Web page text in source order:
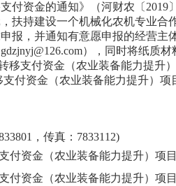
付资金的通知》（河财农〔
扶持建设一个机械化农机专业
报，并通知有意愿申报的经营
），同时将纸质
支付资金（农业装备能力提升
金（农业装备能力提升）项目
，传真：7833112)
付资金（农业装备能力提升）项
付资金（农业装备能力提升）项